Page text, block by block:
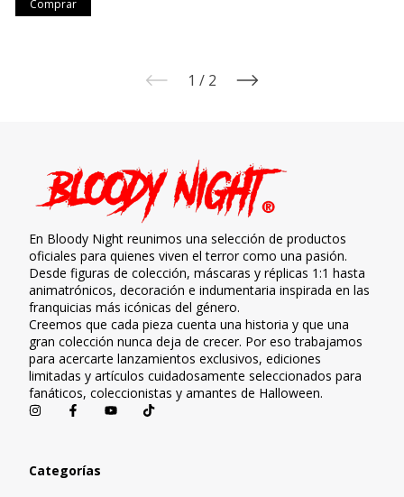
1 / 2
En Bloody Night reunimos una selección de productos
oficiales para quienes viven el terror como una pasión.
Desde figuras de colección, máscaras y réplicas 1:1 hasta
animatrónicos, decoración e indumentaria inspirada en las
franquicias más icónicas del género.
Creemos que cada pieza cuenta una historia y que una
gran colección nunca deja de crecer. Por eso trabajamos
para acercarte lanzamientos exclusivos, ediciones
limitadas y artículos cuidadosamente seleccionados para
fanáticos, coleccionistas y amantes de Halloween.
Categorías